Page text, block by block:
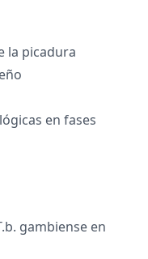
la picadura
en fases
gambiense en